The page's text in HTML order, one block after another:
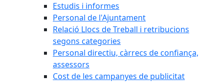
Estudis i informes
Personal de l'Ajuntament
Relació Llocs de Treball i retribucions
segons categories
Personal directiu, càrrecs de confiança,
assessors
Cost de les campanyes de publicitat